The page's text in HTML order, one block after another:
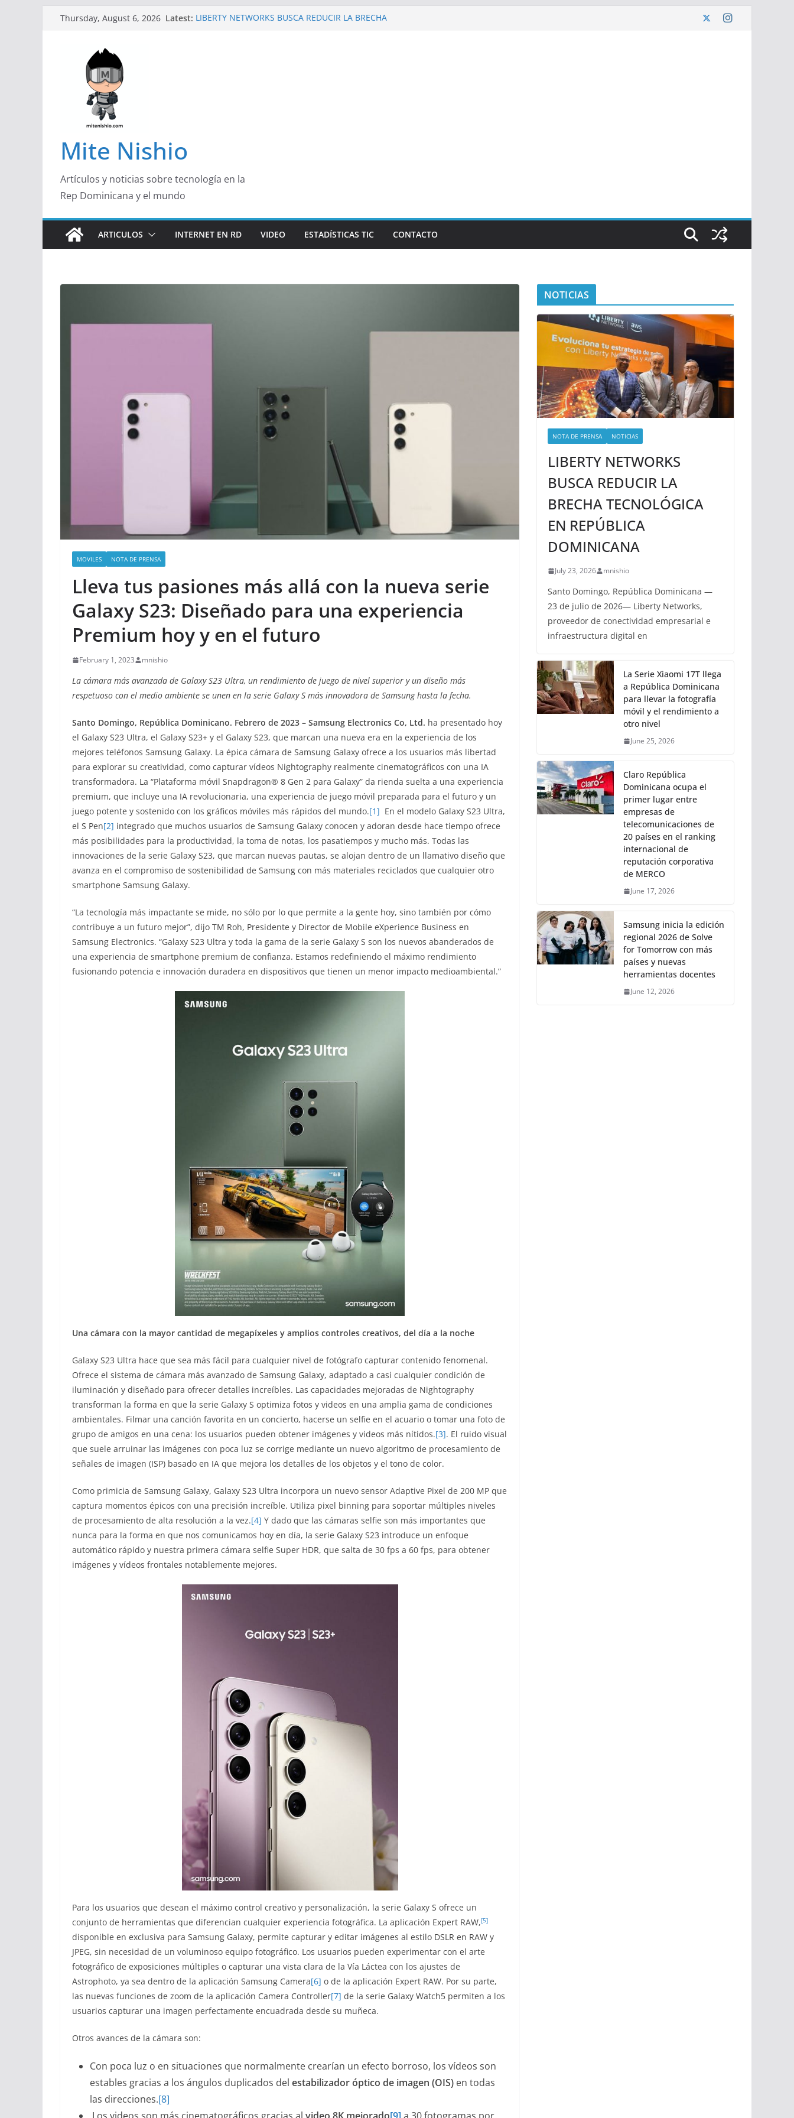
Thursday, August 6, 2026 Latest: LIBERTY NETWORKS BUSCA REDUCIR LA BRECHA
Mite Nishio
Artículos y noticias sobre tecnología en la
Rep Dominicana y el mundo
ARTICULOS INTERNET EN RD VIDEO ESTADÍSTICAS TIC CONTACTO
MOVILES NOTA DE PRENSA
Lleva tus pasiones más allá con la nueva serie
Galaxy S23: Diseñado para una experiencia
Premium hoy y en el futuro
February 1, 2023 mnishio
La cámara más avanzada de Galaxy S23 Ultra, un rendimiento de juego de nivel superior y un diseño más
respetuoso con el medio ambiente se unen en la serie Galaxy S más innovadora de Samsung hasta la fecha.
Santo Domingo, República Dominicano. Febrero de 2023 – Samsung Electronics Co, Ltd. ha presentado hoy
el Galaxy S23 Ultra, el Galaxy S23+ y el Galaxy S23, que marcan una nueva era en la experiencia de los
mejores teléfonos Samsung Galaxy. La épica cámara de Samsung Galaxy ofrece a los usuarios más libertad
para explorar su creatividad, como capturar vídeos Nightography realmente cinematográficos con una IA
transformadora. La “Plataforma móvil Snapdragon® 8 Gen 2 para Galaxy” da rienda suelta a una experiencia
premium, que incluye una IA revolucionaria, una experiencia de juego móvil preparada para el futuro y un
juego potente y sostenido con los gráficos móviles más rápidos del mundo.[1] En el modelo Galaxy S23 Ultra,
el S Pen[2] integrado que muchos usuarios de Samsung Galaxy conocen y adoran desde hace tiempo ofrece
más posibilidades para la productividad, la toma de notas, los pasatiempos y mucho más. Todas las
innovaciones de la serie Galaxy S23, que marcan nuevas pautas, se alojan dentro de un llamativo diseño que
avanza en el compromiso de sostenibilidad de Samsung con más materiales reciclados que cualquier otro
smartphone Samsung Galaxy.
“La tecnología más impactante se mide, no sólo por lo que permite a la gente hoy, sino también por cómo
contribuye a un futuro mejor”, dijo TM Roh, Presidente y Director de Mobile eXperience Business en
Samsung Electronics. “Galaxy S23 Ultra y toda la gama de la serie Galaxy S son los nuevos abanderados de
una experiencia de smartphone premium de confianza. Estamos redefiniendo el máximo rendimiento
fusionando potencia e innovación duradera en dispositivos que tienen un menor impacto medioambiental.”
Una cámara con la mayor cantidad de megapíxeles y amplios controles creativos, del día a la noche
Galaxy S23 Ultra hace que sea más fácil para cualquier nivel de fotógrafo capturar contenido fenomenal.
Ofrece el sistema de cámara más avanzado de Samsung Galaxy, adaptado a casi cualquier condición de
iluminación y diseñado para ofrecer detalles increíbles. Las capacidades mejoradas de Nightography
transforman la forma en que la serie Galaxy S optimiza fotos y videos en una amplia gama de condiciones
ambientales. Filmar una canción favorita en un concierto, hacerse un selfie en el acuario o tomar una foto de
grupo de amigos en una cena: los usuarios pueden obtener imágenes y videos más nítidos.[3]. El ruido visual
que suele arruinar las imágenes con poca luz se corrige mediante un nuevo algoritmo de procesamiento de
señales de imagen (ISP) basado en IA que mejora los detalles de los objetos y el tono de color.
Como primicia de Samsung Galaxy, Galaxy S23 Ultra incorpora un nuevo sensor Adaptive Pixel de 200 MP que
captura momentos épicos con una precisión increíble. Utiliza pixel binning para soportar múltiples niveles
de procesamiento de alta resolución a la vez.[4] Y dado que las cámaras selfie son más importantes que
nunca para la forma en que nos comunicamos hoy en día, la serie Galaxy S23 introduce un enfoque
automático rápido y nuestra primera cámara selfie Super HDR, que salta de 30 fps a 60 fps, para obtener
imágenes y vídeos frontales notablemente mejores.
Para los usuarios que desean el máximo control creativo y personalización, la serie Galaxy S ofrece un
conjunto de herramientas que diferencian cualquier experiencia fotográfica. La aplicación Expert RAW,[5]
disponible en exclusiva para Samsung Galaxy, permite capturar y editar imágenes al estilo DSLR en RAW y
JPEG, sin necesidad de un voluminoso equipo fotográfico. Los usuarios pueden experimentar con el arte
fotográfico de exposiciones múltiples o capturar una vista clara de la Vía Láctea con los ajustes de
Astrophoto, ya sea dentro de la aplicación Samsung Camera[6] o de la aplicación Expert RAW. Por su parte,
las nuevas funciones de zoom de la aplicación Camera Controller[7] de la serie Galaxy Watch5 permiten a los
usuarios capturar una imagen perfectamente encuadrada desde su muñeca.
Otros avances de la cámara son:
Con poca luz o en situaciones que normalmente crearían un efecto borroso, los vídeos son
estables gracias a los ángulos duplicados del estabilizador óptico de imagen (OIS) en todas
las direcciones.[8]
NOTICIAS
NOTA DE PRENSA NOTICIAS
LIBERTY NETWORKS
BUSCA REDUCIR LA
BRECHA TECNOLÓGICA
EN REPÚBLICA
DOMINICANA
July 23, 2026 mnishio
Santo Domingo, República Dominicana —
23 de julio de 2026— Liberty Networks,
proveedor de conectividad empresarial e
infraestructura digital en
La Serie Xiaomi 17T llega
a República Dominicana
para llevar la fotografía
móvil y el rendimiento a
otro nivel
June 25, 2026
Claro República
Dominicana ocupa el
primer lugar entre
empresas de
telecomunicaciones de
20 países en el ranking
internacional de
reputación corporativa
de MERCO
June 17, 2026
Samsung inicia la edición
regional 2026 de Solve
for Tomorrow con más
países y nuevas
herramientas docentes
June 12, 2026